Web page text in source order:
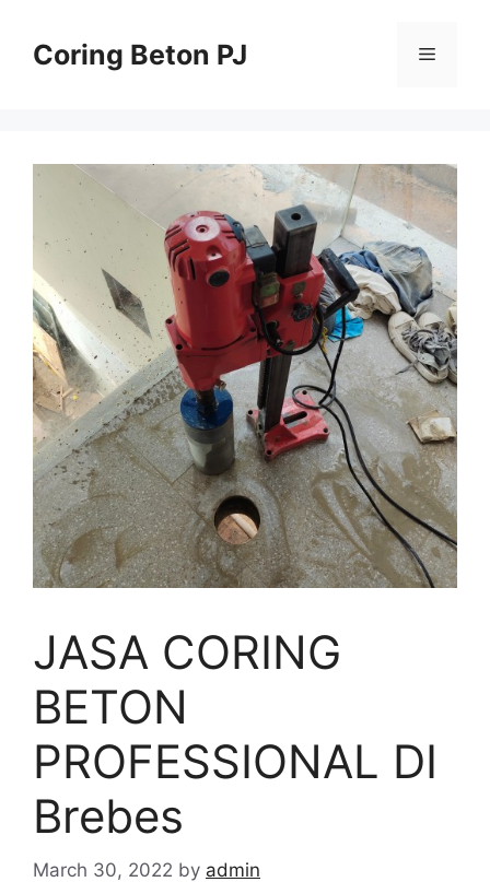
contentCoring Beton PJ Menu
JASA CORING
BETON
PROFESSIONAL DI
Brebes
March 30, 2022 by admin